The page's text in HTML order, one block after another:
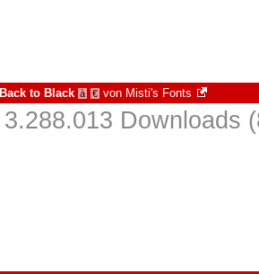
Back to Black à € von Misti's Fonts
3.288.013 Downloads